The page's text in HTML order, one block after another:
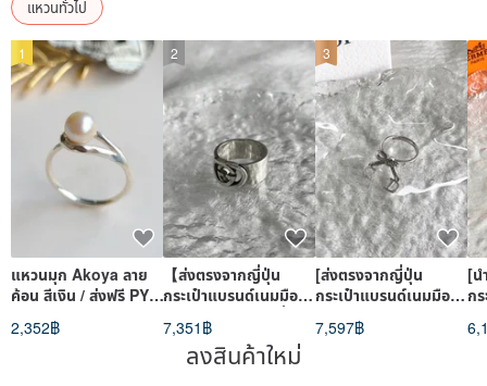
แหวนมุก Akoya ลาย
ค้อน สีเงิน / ส่งฟรี PY-
289
2,352฿
1
【ส่งตรงจากญี่ปุ่น
กระเป๋าแบรนด์เนมมือ
สอง】GUCCI กุชชี่
แหวน ขนาด 20 สลัก
ลาย Interlocking G
925 แหวน วินเทจ
bcb788
7,351฿
[ส่งตรงจากญี่ปุ่น
กระเป๋าแบรนด์เนมมือ
สอง] Christian Dior
คริสเตียน ดิออร์ แหวน
เงิน CD โบว์ พลอย
เทียม แหวน kjtyg5
7,597฿
[น
ก
ส
เ
ค
ลงสินค้าใหม่